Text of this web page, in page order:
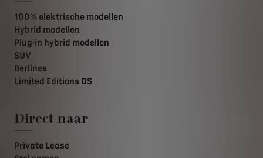
100% elektrische modellen
Hybrid modellen
Plug-in hybrid modellen
SUV
Berlines
Limited Editions DS
Direct naar
Private Lease